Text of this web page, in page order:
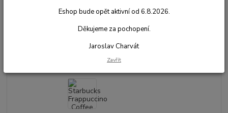
0,25L cena za kartonové balení
Eshop bude opět aktivní od 6.8.2026.
Děkujeme za pochopení.
Jaroslav Charvát
Zavřít